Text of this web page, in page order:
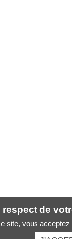
respect de
site, vous